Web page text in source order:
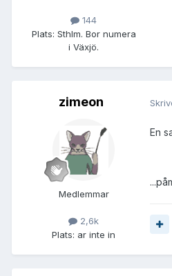
144
Plats: Sthlm. Bor numera
i Växjö.
zimeon
Medlemmar
2,6k
Plats: ar inte in
En